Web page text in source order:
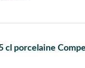
cl porcelaine